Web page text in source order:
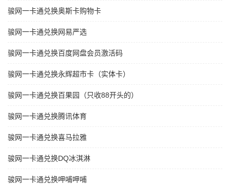
骏网一卡通兑换奥斯卡购物卡
骏网一卡通兑换网易严选
骏网一卡通兑换百度网盘会员激活码
骏网一卡通兑换永辉超市卡（实体卡）
骏网一卡通兑换百果园（只收88开头的）
骏网一卡通兑换腾讯体育
骏网一卡通兑换喜马拉雅
骏网一卡通兑换DQ冰淇淋
骏网一卡通兑换呷哺呷哺